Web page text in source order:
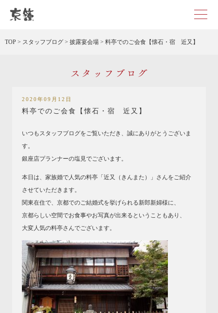
TOP > スタッフブログ > 披露宴会場 > 料亭でのご会食【懐石・宿 近又】
スタッフブログ
2020年09月12日
料亭でのご会食【懐石・宿 近又】
いつもスタッフブログをご覧いただき、誠にありがとうございま
す。
銀座店プランナーの塩見でございます。
本日は、家族婚で人気の料亭「近又（きんまた）」さんをご紹介
させていただきます。
関東在住で、京都でのご結婚式を挙げられる新郎新婦様に、
京都らしい空間でお食事やお写真が出来るということもあり、
大変人気の料亭さんでございます。